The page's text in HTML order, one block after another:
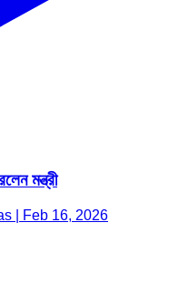
মন্ত্রী
| Feb 16, 2026